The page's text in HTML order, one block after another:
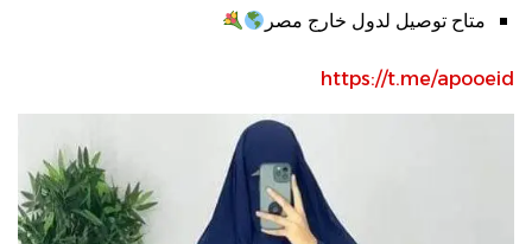
متاح توصيل لدول خارج مصر
https://t.me/apooeid